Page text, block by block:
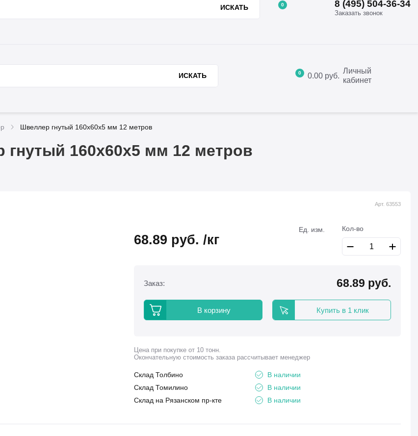
Полезное Доставка и оплата Металлоконструкции Отзывы 8 (495) 504-36-34
ИСКАТЬ
Личный
кабинет
0 0.00 руб.
ИСКАТЬ 0 8 (495) 504-36-34
Заказать звонок
Швеллер гнутый 160х60х5 мм 12 метров
гнутый 160х60х5 мм 12 метров
Арт. 63553
68.89 руб. /кг
Ед. изм. Кол-во
Заказ: 68.89 руб.
В корзину Купить в 1 клик
Цена при покупке от 10 тонн.
Окончательную стоимость заказа рассчитывает менеджер
Склад Толбино
В наличии
Склад Томилино
В наличии
Склад на Рязанском пр-кте
В наличии